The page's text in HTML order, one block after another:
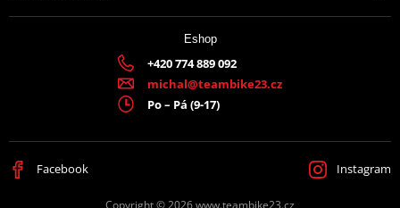
Eshop
+420 774 889 092
michal@teambike23.cz
Po – Pá (9-17)
Facebook Instagram
Copyright © 2026 www.teambike23.cz